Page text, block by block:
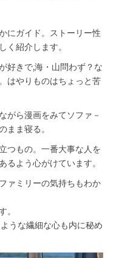
にガイド。ストーリー性
く紹介します。
好きで,海・山問わず？な
はやりものはちょっと苦
がら漫画をみてソファ－
まま寝る。
つもの。一番大事な人を
るよう心がけています。
ァミリーの気持ちもわか
。
うな繊細な心も内に秘め